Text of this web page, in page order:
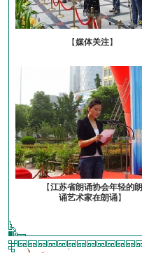
【媒体关注】
【江苏省朗诵协会年轻的朗
诵艺术家在朗诵】